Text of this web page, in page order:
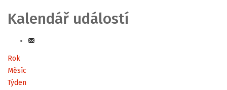
Kalendář událostí
Rok
Měsíc
Týden